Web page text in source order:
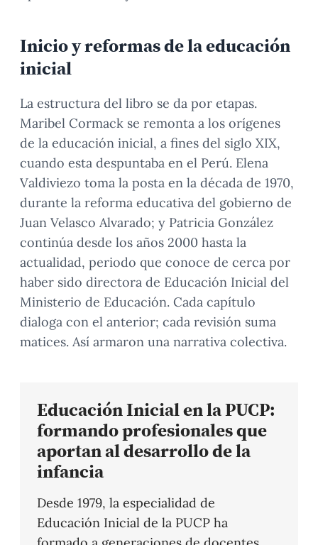
Inicio y reformas de la educación
inicial
La estructura del libro se da por etapas.
Maribel Cormack se remonta a los orígenes
de la educación inicial, a fines del siglo XIX,
cuando esta despuntaba en el Perú. Elena
Valdiviezo toma la posta en la década de 1970,
durante la reforma educativa del gobierno de
Juan Velasco Alvarado; y Patricia González
continúa desde los años 2000 hasta la
actualidad, periodo que conoce de cerca por
haber sido directora de Educación Inicial del
Ministerio de Educación. Cada capítulo
dialoga con el anterior; cada revisión suma
matices. Así armaron una narrativa colectiva.
Educación Inicial en la PUCP:
formando profesionales que
aportan al desarrollo de la
infancia
Desde 1979, la especialidad de
Educación Inicial de la PUCP ha